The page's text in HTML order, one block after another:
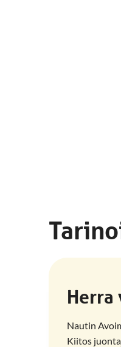
Herra
Nautin
Kiitos